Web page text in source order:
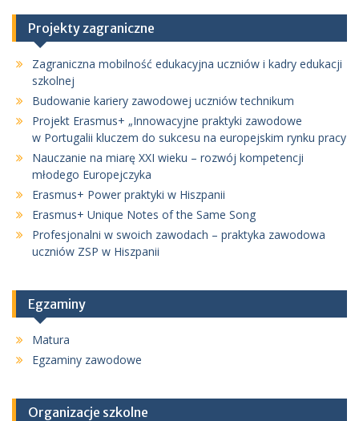
Projekty zagraniczne
Zagraniczna mobilność edukacyjna uczniów i kadry edukacji
szkolnej
Budowanie kariery zawodowej uczniów technikum
Projekt Erasmus+ „Innowacyjne praktyki zawodowe
w Portugalii kluczem do sukcesu na europejskim rynku pracy
Nauczanie na miarę XXI wieku – rozwój kompetencji
młodego Europejczyka
Erasmus+ Power praktyki w Hiszpanii
Erasmus+ Unique Notes of the Same Song
Profesjonalni w swoich zawodach – praktyka zawodowa
uczniów ZSP w Hiszpanii
Egzaminy
Matura
Egzaminy zawodowe
Organizacje szkolne